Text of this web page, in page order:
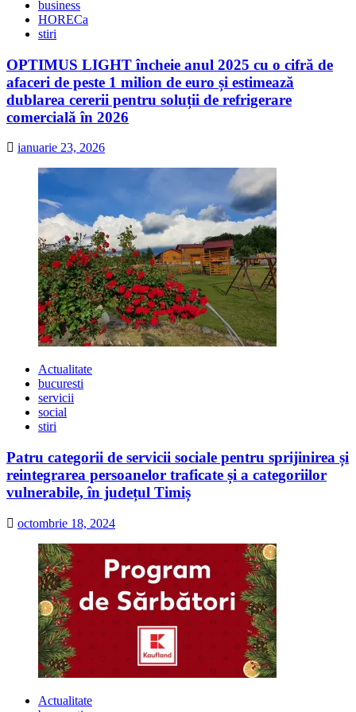
business
HORECa
stiri
OPTIMUS LIGHT încheie anul 2025 cu o cifră de
afaceri de peste 1 milion de euro și estimează
dublarea cererii pentru soluții de refrigerare
comercială în 2026
ianuarie 23, 2026
Actualitate
bucuresti
servicii
social
stiri
Patru categorii de servicii sociale pentru sprijinirea și
reintegrarea persoanelor traficate și a categoriilor
vulnerabile, în județul Timiș
octombrie 18, 2024
Actualitate